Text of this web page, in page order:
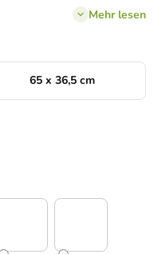
Mehr lesen
65 x 36,5 cm